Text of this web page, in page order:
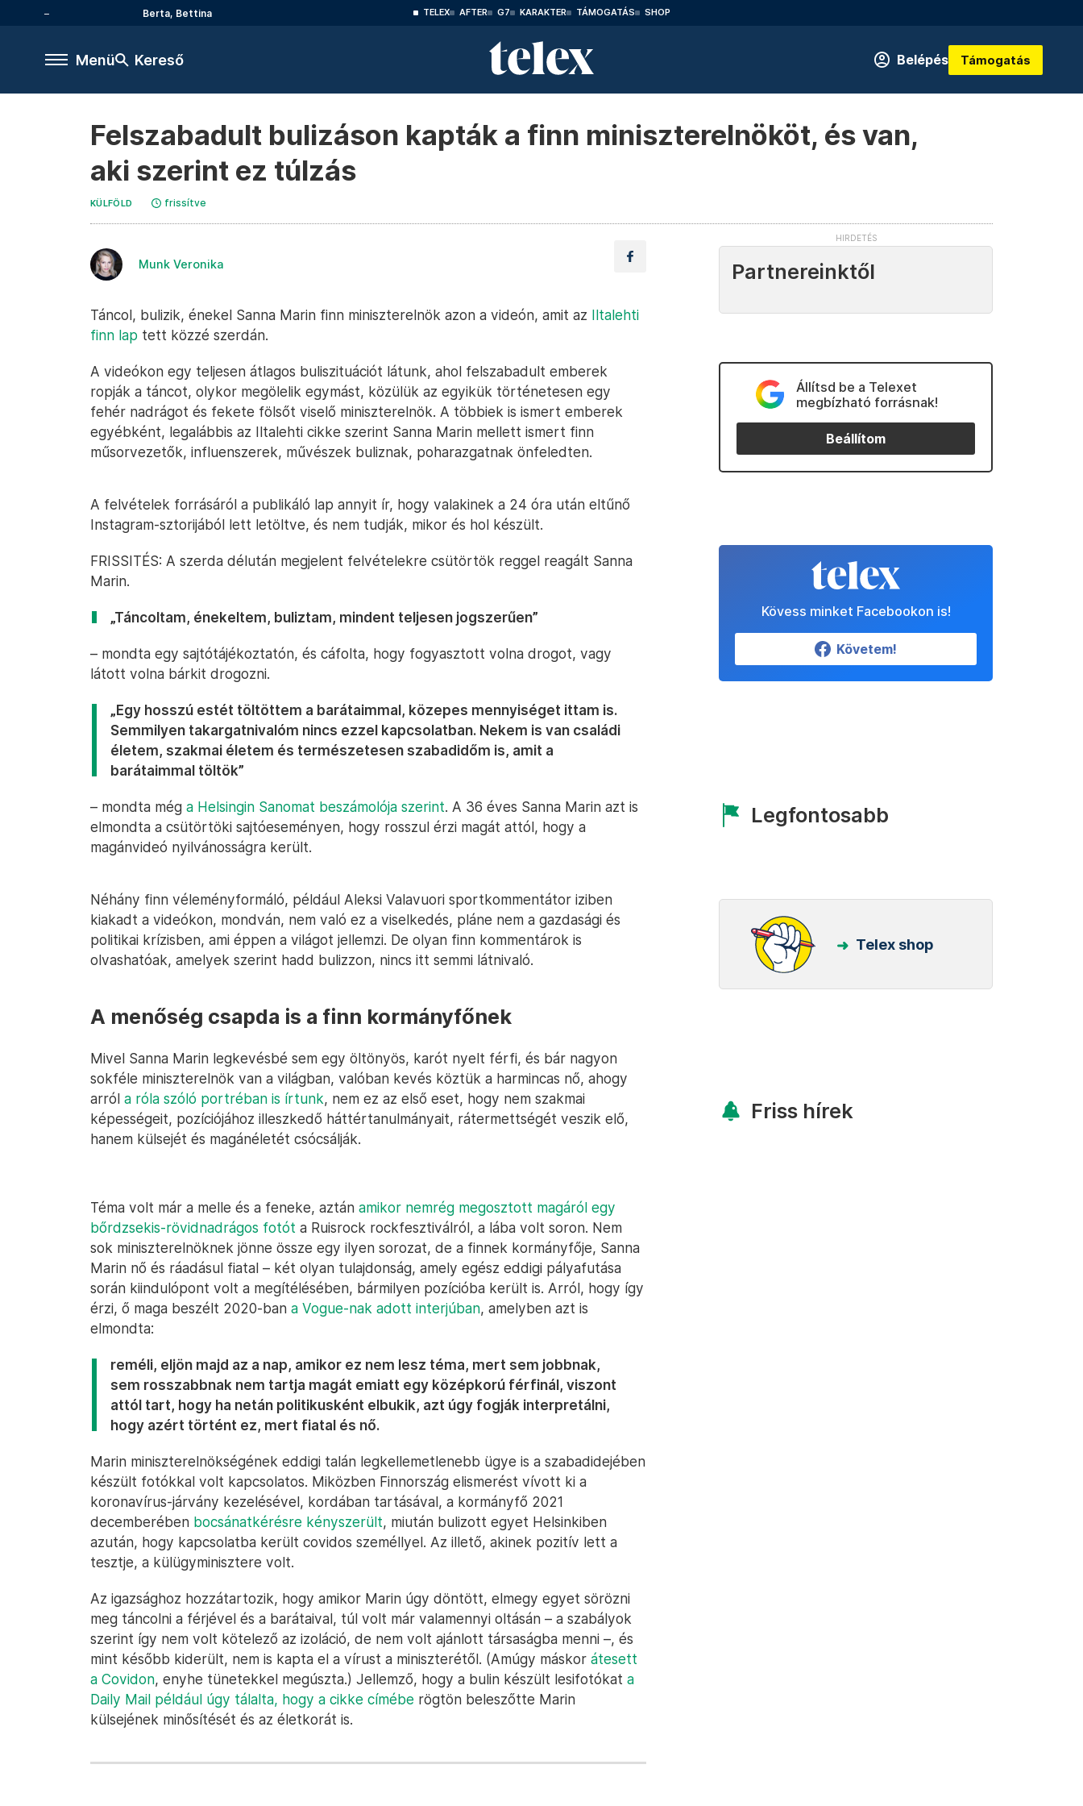
Berta, Bettina TELEX AFTER G7 KARAKTER TÁMOGATÁS SHOP
Menü Kereső Belépés Támogatás
Felszabadult bulizáson kapták a finn miniszterelnököt, és van,
aki szerint ez túlzás
KÜLFÖLD frissítve
Munk Veronika
Táncol, bulizik, énekel Sanna Marin finn miniszterelnök azon a videón, amit az Iltalehti
finn lap tett közzé szerdán.
A videókon egy teljesen átlagos buliszituációt látunk, ahol felszabadult emberek
ropják a táncot, olykor megölelik egymást, közülük az egyikük történetesen egy
fehér nadrágot és fekete fölsőt viselő miniszterelnök. A többiek is ismert emberek
egyébként, legalábbis az Iltalehti cikke szerint Sanna Marin mellett ismert finn
műsorvezetők, influenszerek, művészek buliznak, poharazgatnak önfeledten.
A felvételek forrásáról a publikáló lap annyit ír, hogy valakinek a 24 óra után eltűnő
Instagram-sztorijából lett letöltve, és nem tudják, mikor és hol készült.
FRISSITÉS: A szerda délután megjelent felvételekre csütörtök reggel reagált Sanna
Marin.
„Táncoltam, énekeltem, buliztam, mindent teljesen jogszerűen”
– mondta egy sajtótájékoztatón, és cáfolta, hogy fogyasztott volna drogot, vagy
látott volna bárkit drogozni.
„Egy hosszú estét töltöttem a barátaimmal, közepes mennyiséget ittam is.
Semmilyen takargatnivalóm nincs ezzel kapcsolatban. Nekem is van családi
életem, szakmai életem és természetesen szabadidőm is, amit a
barátaimmal töltök”
– mondta még a Helsingin Sanomat beszámolója szerint. A 36 éves Sanna Marin azt is
elmondta a csütörtöki sajtóeseményen, hogy rosszul érzi magát attól, hogy a
magánvideó nyilvánosságra került.
Néhány finn véleményformáló, például Aleksi Valavuori sportkommentátor iziben
kiakadt a videókon, mondván, nem való ez a viselkedés, pláne nem a gazdasági és
politikai krízisben, ami éppen a világot jellemzi. De olyan finn kommentárok is
olvashatóak, amelyek szerint hadd bulizzon, nincs itt semmi látnivaló.
A menőség csapda is a finn kormányfőnek
Mivel Sanna Marin legkevésbé sem egy öltönyös, karót nyelt férfi, és bár nagyon
sokféle miniszterelnök van a világban, valóban kevés köztük a harmincas nő, ahogy
arról a róla szóló portréban is írtunk, nem ez az első eset, hogy nem szakmai
képességeit, pozíciójához illeszkedő háttértanulmányait, rátermettségét veszik elő,
hanem külsejét és magánéletét csócsálják.
Téma volt már a melle és a feneke, aztán amikor nemrég megosztott magáról egy
bőrdzsekis-rövidnadrágos fotót a Ruisrock rockfesztiválról, a lába volt soron. Nem
sok miniszterelnöknek jönne össze egy ilyen sorozat, de a finnek kormányfője, Sanna
Marin nő és ráadásul fiatal – két olyan tulajdonság, amely egész eddigi pályafutása
során kiindulópont volt a megítélésében, bármilyen pozícióba került is. Arról, hogy így
érzi, ő maga beszélt 2020-ban a Vogue-nak adott interjúban, amelyben azt is
elmondta:
reméli, eljön majd az a nap, amikor ez nem lesz téma, mert sem jobbnak,
sem rosszabbnak nem tartja magát emiatt egy középkorú férfinál, viszont
attól tart, hogy ha netán politikusként elbukik, azt úgy fogják interpretálni,
hogy azért történt ez, mert fiatal és nő.
Marin miniszterelnökségének eddigi talán legkellemetlenebb ügye is a szabadidejében
készült fotókkal volt kapcsolatos. Miközben Finnország elismerést vívott ki a
koronavírus-járvány kezelésével, kordában tartásával, a kormányfő 2021
decemberében bocsánatkérésre kényszerült, miután bulizott egyet Helsinkiben
azután, hogy kapcsolatba került covidos személlyel. Az illető, akinek pozitív lett a
tesztje, a külügyminisztere volt.
Az igazsághoz hozzátartozik, hogy amikor Marin úgy döntött, elmegy egyet sörözni
meg táncolni a férjével és a barátaival, túl volt már valamennyi oltásán – a szabályok
szerint így nem volt kötelező az izoláció, de nem volt ajánlott társaságba menni –, és
mint később kiderült, nem is kapta el a vírust a miniszterétől. (Amúgy máskor átesett
a Covidon, enyhe tünetekkel megúszta.) Jellemző, hogy a bulin készült lesifotókat a
Daily Mail például úgy tálalta, hogy a cikke címébe rögtön beleszőtte Marin
külsejének minősítését és az életkorát is.
Partnereinktől
Állítsd be a Telexet
megbízható forrásnak!
Beállítom
Kövess minket Facebookon is!
Követem!
Legfontosabb
Telex shop
Friss hírek